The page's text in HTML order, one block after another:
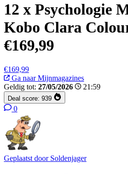
12 x Psychologie
Kobo Clara
€169,99
€169,99
Ga naar Mijnmagazines
Geldig tot: 27/05/2026 21:59
Deal score: 939
0
Geplaatst door Soldenjager